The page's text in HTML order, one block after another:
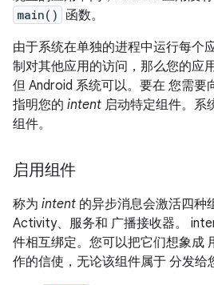
main()
函数。
由于系统在单独的进程中运行每个
制对其他应用的访问，那么您的应
但 Android 系统可以。要在 您需要
指明您的 intent 启动特定组件。系
组件。
启用组件
称为 intent 的异步消息会激活四种
Activity、服务和 广播接收器。
件相互绑定。您可以把它们想象成
作的信使，无论该组件属于 分发给